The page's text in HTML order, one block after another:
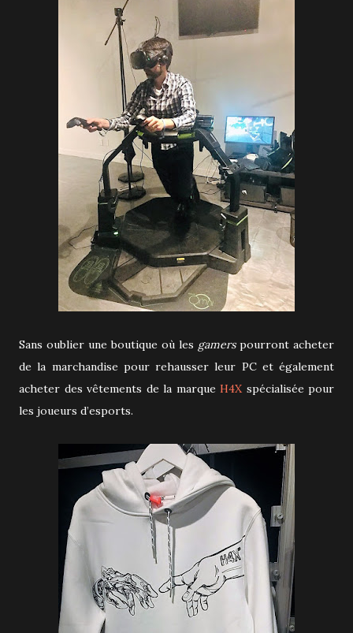
Sans oublier une boutique où les gamerspourront acheter
de la marchandise pour rehausser leur PC et également
acheter des vêtements de la marque H4Xspécialisée pour
les joueurs d’esports.